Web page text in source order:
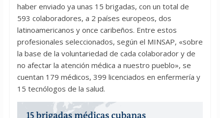
haber enviado ya unas 15 brigadas, con un total de
593 colaboradores, a 2 países europeos, dos
latinoamericanos y once caribeños. Entre estos
profesionales seleccionados, según el MINSAP, «sobre
la base de la voluntariedad de cada colaborador y de
no afectar la atención médica a nuestro pueblo», se
cuentan 179 médicos, 399 licenciados en enfermería y
15 tecnólogos de la salud.